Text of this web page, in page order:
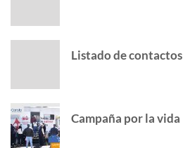
Listado de contactos
Campaña por la vida